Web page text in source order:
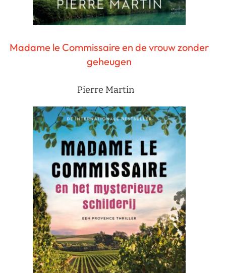
Madame le Commissaire en de vrouw zonder
geheugen
Pierre Martin